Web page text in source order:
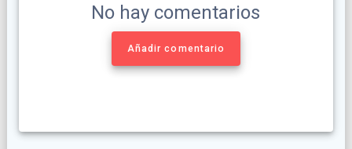
No hay comentarios
Añadir comentario